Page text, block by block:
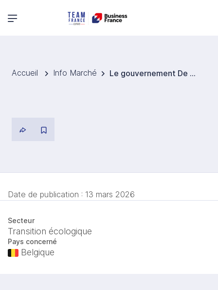
Menu principal
Accueil Info Marché Le gouvernement De Wever relance les discussions avec Engie sur de nouvelles prolongations nucléaires
Date de publication : 13 mars 2026
Secteur
Transition écologique
Pays concerné
Belgique